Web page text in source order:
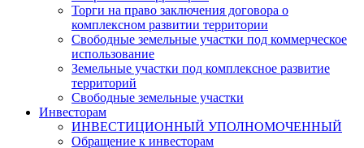
Торги на право заключения договора о
комплексном развитии территории
Свободные земельные участки под коммерческое
использование
Земельные участки под комплексное развитие
территорий
Свободные земельные участки
Инвесторам
ИНВЕСТИЦИОННЫЙ УПОЛНОМОЧЕННЫЙ
Обращение к инвесторам